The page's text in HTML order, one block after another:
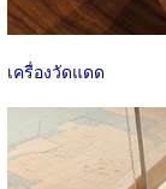
เครื่องวัดแดด